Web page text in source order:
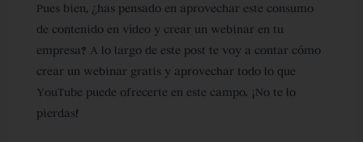
Pues bien, ¿has pensado en aprovechar este consumo
de contenido en vídeo y crear un webinar en tu
empresa? A lo largo de este post te voy a contar cómo
crear un webinar gratis y aprovechar todo lo que
YouTube puede ofrecerte en este campo. ¡No te lo
pierdas!